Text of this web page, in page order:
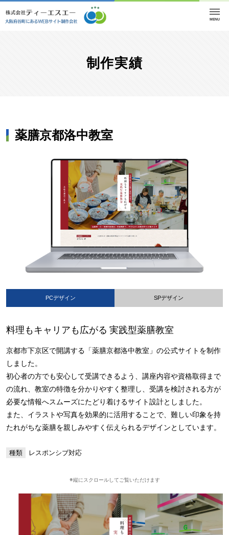
MENU
制作実績
薬膳京都洛中教室
PCデザイン SPデザイン
料理もキャリアも広がる 実践型薬膳教室
京都市下京区で開講する「薬膳京都洛中教室」の公式サイトを制作
しました。
初心者の方でも安心して受講できるよう、講座内容や資格取得まで
の流れ、教室の特徴を分かりやすく整理し、受講を検討される方が
必要な情報へスムーズにたどり着けるサイト設計としました。
また、イラストや写真を効果的に活用することで、難しい印象を持
たれがちな薬膳を親しみやすく伝えられるデザインとしています。
種類 レスポンシブ対応
※縦にスクロールしてご覧いただけます